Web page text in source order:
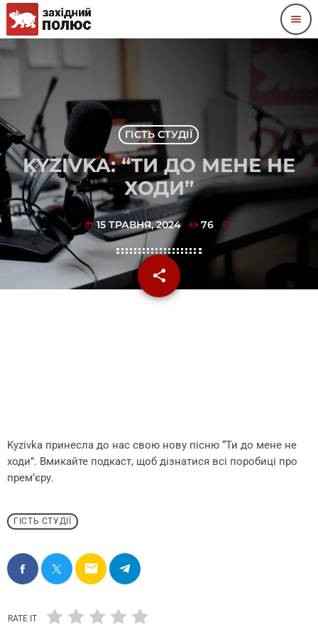
menu
ГІСТЬ СТУДІЇ
KYZIVKA: “ТИ ДО МЕНЕ НЕ
ХОДИ”
today 15 ТРАВНЯ, 2024 76
share
email
Kyzivka принесла до нас свою нову пісню “Ти до мене не
ходи”. Вмикайте подкаст, щоб дізнатися всі поробиці про
прем’єру.
ГІСТЬ СТУДІЇ
email
RATE IT